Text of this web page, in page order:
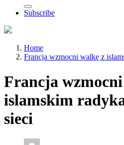
Subscribe
Home
Francja wzmocni walkę z
Francja
islamskim
sieci